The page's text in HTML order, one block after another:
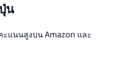
น
แนนสูงบน Amazon และ